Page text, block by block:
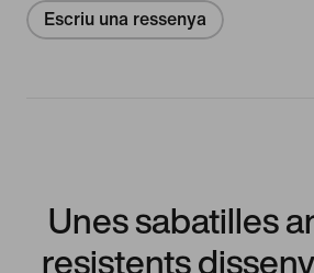
Escriu una ressenya
Unes sabatilles
resistents